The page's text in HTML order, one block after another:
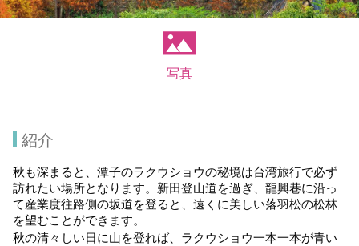
写真
紹介
秋も深まると、潭子のラクウショウの秘境は台湾旅行で必ず
訪れたい場所となります。新田登山道を過ぎ、龍興巷に沿っ
て産業度往路側の坂道を登ると、遠くに美しい落羽松の松林
を望むことができます。
秋の清々しい日に山を登れば、ラクウショウ一本一本が青い